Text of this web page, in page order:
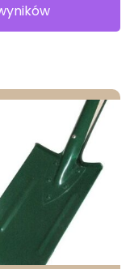
Sorted
by